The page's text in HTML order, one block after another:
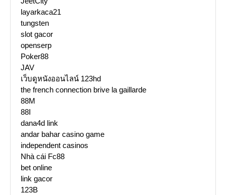
layarkaca21
tungsten
slot gacor
openserp
Poker88
JAV
เว็บดูหนังออนไลน์ 123hd
the french connection brive la gaillarde
88M
88I
dana4d link
andar bahar casino game
independent casinos
Nhà cái Fc88
bet online
link gacor
123B